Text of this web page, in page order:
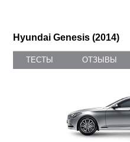
Hyundai Genesis (2014)
ТЕСТЫ ОТЗЫВЫ